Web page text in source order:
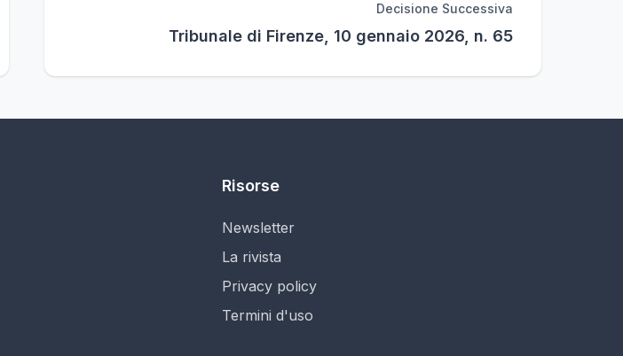
Decisione Successiva
Tribunale di Firenze, 10 gennaio 2026, n. 65
Risorse
Newsletter
La rivista
Privacy policy
Termini d'uso